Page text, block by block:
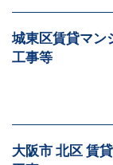
城東区賃貸マ
工事等
大阪市 北区 賃